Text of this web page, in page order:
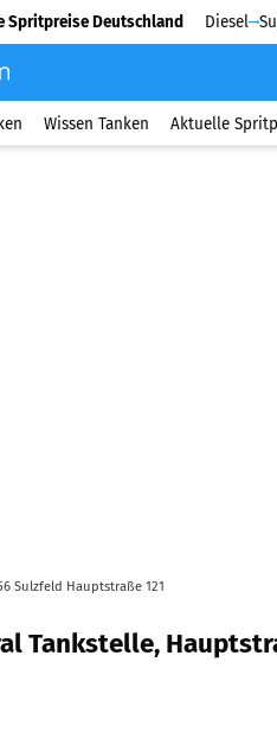
Spritpreise Deutschland Diesel
Wissen Tanken Aktuelle
Sulzfeld Hauptstraße 121
Tankstelle,